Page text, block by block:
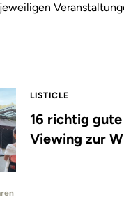
LISTICLE
16 richtig
Viewing zur